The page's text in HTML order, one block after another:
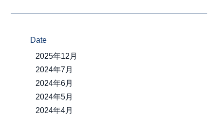
Date
2025年12月
2024年7月
2024年6月
2024年5月
2024年4月